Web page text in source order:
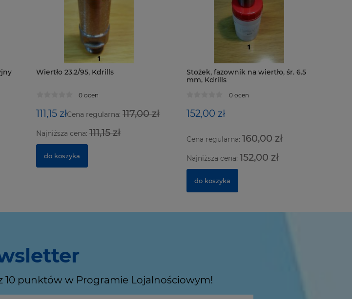
Wiertło 23.2/95, Kdrills
0 ocen
111,15 złCena regularna: 117,00 zł
Najniższa cena: 111,15 zł
do koszyka
Stożek, fazownik na wiertło, śr. 6.5
mm, Kdrills
0 ocen
152,00 zł
Cena regularna:160,00 zł
Najniższa cena:152,00 zł
do koszyka
10 punktów w Programie Lojalnościowym!